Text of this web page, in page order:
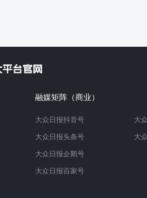
融媒矩阵（商业）
大众日报抖音号
大众日报头条号
大众日报企鹅号
大众日报百家号
大
大